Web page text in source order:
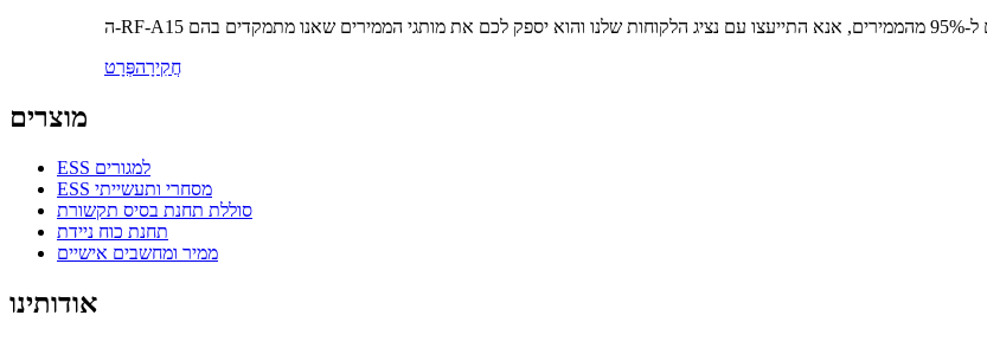
חֲקִירָהפְּרָט
מוצרים
ESS למגורים
ESS מסחרי ותעשייתי
סוללת תחנת בסיס תקשורת
תחנת כוח ניידת
ממיר ומחשבים אישיים
אודותינו